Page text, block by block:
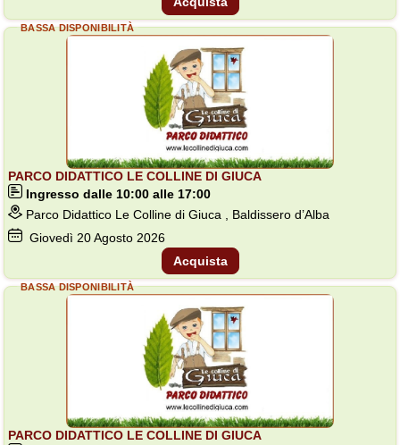
PARCO DIDATTICO LE COLLINE DI GIUCA
Ingresso dalle 10:00 alle 17:00
Parco Didattico Le Colline di Giuca , Baldissero d’Alba
Giovedì 20Agosto 2026
BASSA DISPONIBILITÀ
Acquista
PARCO DIDATTICO LE COLLINE DI GIUCA
BASSA DISPONIBILITÀ